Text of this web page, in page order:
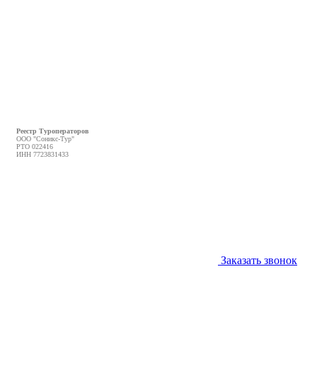
Реестр Туроператоров
ООО "Соникс-Тур"
РТО 022416
ИНН 7723831433
Заказать звонок